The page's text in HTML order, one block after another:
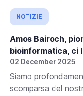
NOTIZIE
Amos Bairoch,
bioinformatica, ci
02 December 2025
Siamo
scomparsa del